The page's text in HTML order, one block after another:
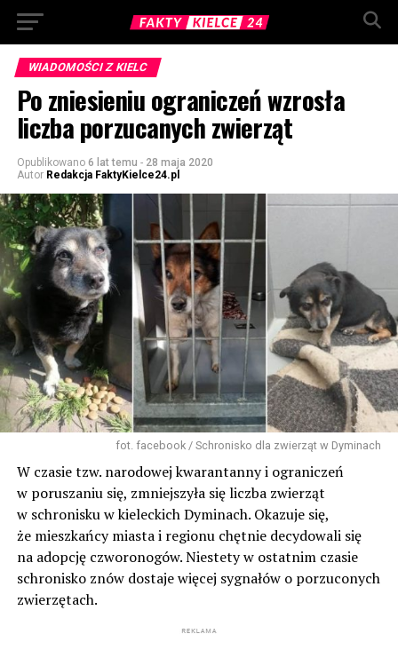
WIADOMOŚCI Z KIELC
Po zniesieniu ograniczeń wzrosła
liczba porzucanych zwierząt
Opublikowano 6 lat temu - 28 maja 2020
Autor Redakcja FaktyKielce24.pl
fot. facebook / Schronisko dla zwierząt w Dyminach
W czasie tzw. narodowej kwarantanny i ograniczeń
w poruszaniu się, zmniejszyła się liczba zwierząt
w schronisku w kieleckich Dyminach. Okazuje się,
że mieszkańcy miasta i regionu chętnie decydowali się
na adopcję czworonogów. Niestety w ostatnim czasie
schronisko znów dostaje więcej sygnałów o porzuconych
zwierzętach.